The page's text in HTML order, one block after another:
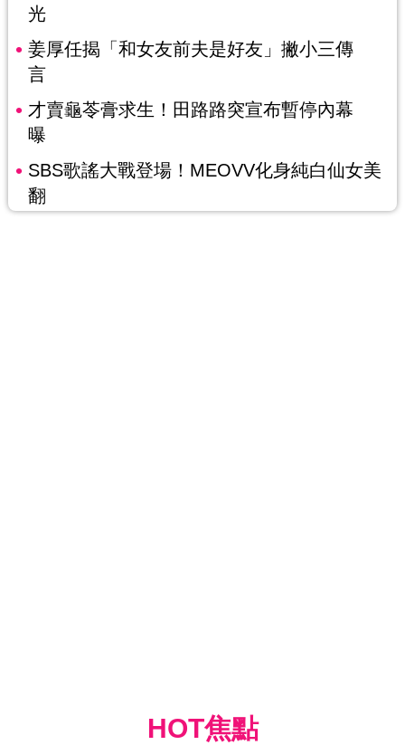
光
姜厚任揭「和女友前夫是好友」撇小三傳
言
才賣龜苓膏求生！田路路突宣布暫停內幕
曝
SBS歌謠大戰登場！MEOVV化身純白仙女美
翻
HOT焦點